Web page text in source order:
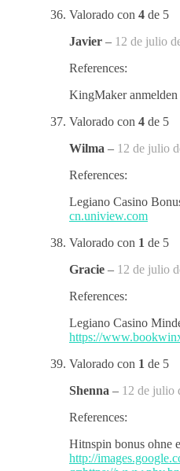
Valorado con 4 de 5
Javier – 12 de julio
References:
KingMaker anmelden
Valorado con 4 de 5
Wilma – 12 de julio
References:
Legiano Casino
cn.uniview.com
Valorado con 1 de 5
Gracie – 12 de julio
References:
Legiano Casino
https://
Valorado con 1 de 5
Shenna – 12 de julio
References:
Hitnspin bonus ohne
http://